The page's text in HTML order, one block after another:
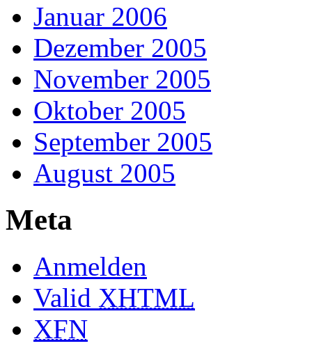
Januar 2006
Dezember 2005
November 2005
Oktober 2005
September 2005
August 2005
Meta
Anmelden
Valid XHTML
XFN